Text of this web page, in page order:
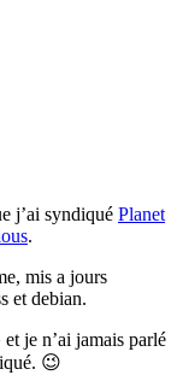
j’ai syndiqué Planet
.
mis a jours
et debian.
je n’ai jamais parlé
😉